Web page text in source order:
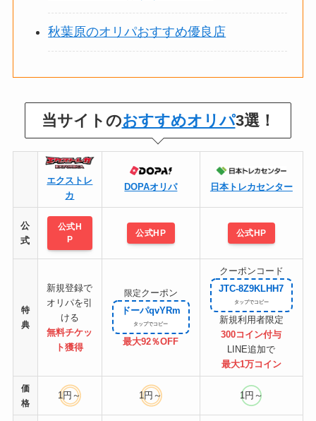
秋葉原のオリパおすすめ優良店
当サイトのおすすめオリパ3選！
エクストレ
カ
DOPAオリパ 日本トレカセンター
公
式
公式H
P
公式HP 公式HP
特
典
新規登録で
オリパを引
ける
無料チケッ
ト獲得
限定クーポン
ドーパqvYRm
最大92％OFF
クーポンコード
JTC-8Z9KLHH7
新規利用者限定
300コイン付与
LINE追加で
最大1万コイン
価
格
1円～ 1円～ 1円～